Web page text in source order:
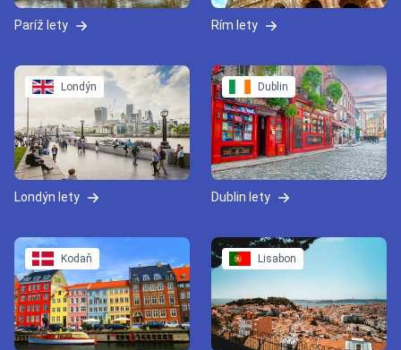
Paríž lety Rím lety
Londýn
Londýn lety
Dublin
Dublin lety
Kodaň Lisabon